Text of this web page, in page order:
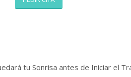
tu Sonrisa antes de Iniciar el